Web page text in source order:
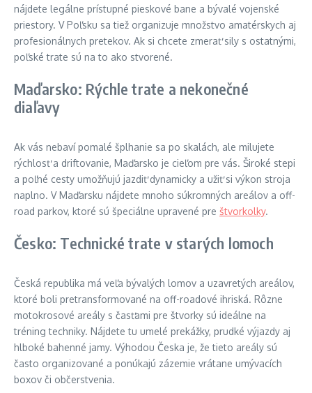
nájdete legálne prístupné pieskové bane a bývalé vojenské
priestory. V Poľsku sa tiež organizuje množstvo amatérskych aj
profesionálnych pretekov. Ak si chcete zmerať sily s ostatnými,
poľské trate sú na to ako stvorené.
Maďarsko: Rýchle trate a nekonečné
diaľavy
Ak vás nebaví pomalé šplhanie sa po skalách, ale milujete
rýchlosť a driftovanie, Maďarsko je cieľom pre vás. Široké stepi
a poľné cesty umožňujú jazdiť dynamicky a užiť si výkon stroja
naplno. V Maďarsku nájdete mnoho súkromných areálov a off-
road parkov, ktoré sú špeciálne upravené pre štvorkolky.
Česko: Technické trate v starých lomoch
Česká republika má veľa bývalých lomov a uzavretých areálov,
ktoré boli pretransformované na off-roadové ihriská. Rôzne
motokrosové areály s časťami pre štvorky sú ideálne na
tréning techniky. Nájdete tu umelé prekážky, prudké výjazdy aj
hlboké bahenné jamy. Výhodou Česka je, že tieto areály sú
často organizované a ponúkajú zázemie vrátane umývacích
boxov či občerstvenia.